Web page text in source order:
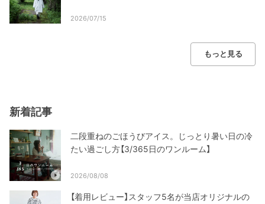
2026/07/15
もっと見る
新着記事
二段重ねのごほうびアイス。じっとり暑い日の冷
たい過ごし方【3/365日のワンルーム】
2026/08/08
【着用レビュー】スタッフ5名が当店オリジナルの